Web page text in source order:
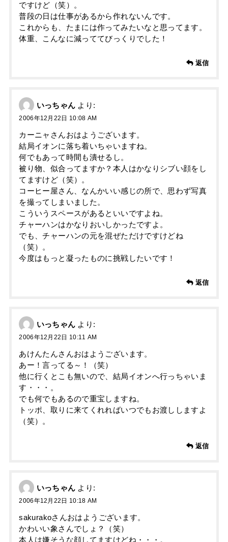
ですけど（笑）。
普段の日は仕事があるから作れないんです。
これからも、たまには作ってみたいなと思ってます。
体重、こんなに減っててびっくりでした！
返信
いっちゃん より:
2006年12月22日 10:08 AM
カーニャさんおはようございます。
結局イオンに落ち着いちゃいますね。
何でもあって時間も潰せるし。
被り物、似合ってますか？本人はかなりシブい顔をし
てますけど（笑）。
コーヒー屋さん、なんかいい感じの所で、思わず写真
を撮ってしまいました。
こういうスペースがあるといいですよね。
チャーハンはかなりおいしかったですよ。
でも、チャーハンの元を混ぜただけですけどね
（笑）。
今度はもっと凝ったものに挑戦したいです！
返信
いっちゃん より:
2006年12月22日 10:11 AM
あけんたんさんおはようございます。
あー！言ってる～！（笑）
他に行くとこも無いので、結局イオンへ行っちゃいま
す・・・。
でも何でもあるので重宝しますね。
トッポ、取りに来てくれればいつでもお渡ししますよ
（笑）。
返信
いっちゃん より:
2006年12月22日 10:18 AM
sakurakoさんおはようございます。
かわいい象さんでしょ？（笑）
本人は嫌そうな顔してますけどね・・・。